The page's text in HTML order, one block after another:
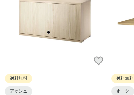
送料無料
アッシュ
送料無料
オーク